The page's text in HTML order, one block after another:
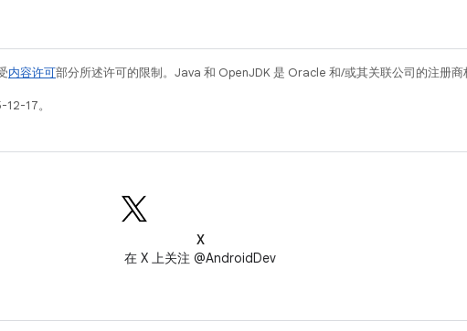
内容许可部分所述许可的限制。Java 和 OpenJDK 是 Oracle 和/或其关联公司的注册商
17。
X
在 X 上关注 @AndroidDev